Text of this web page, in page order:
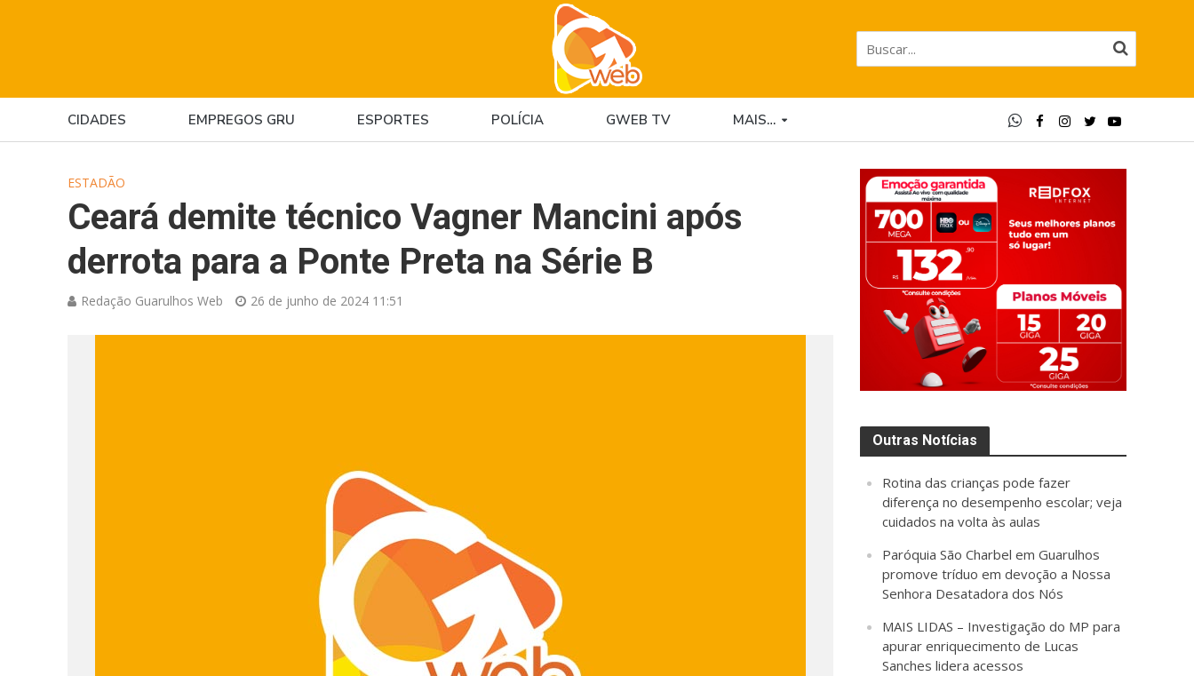
CIDADES EMPREGOS GRU ESPORTES POLÍCIA GWEB TV MAIS…
ESTADÃO
Ceará demite técnico Vagner Mancini após
derrota para a Ponte Preta na Série B
Redação Guarulhos Web 26 de junho de 2024 11:51
Outras Notícias
Rotina das crianças pode fazer
diferença no desempenho escolar; veja
cuidados na volta às aulas
Paróquia São Charbel em Guarulhos
promove tríduo em devoção a Nossa
Senhora Desatadora dos Nós
MAIS LIDAS – Investigação do MP para
apurar enriquecimento de Lucas
Sanches lidera acessos